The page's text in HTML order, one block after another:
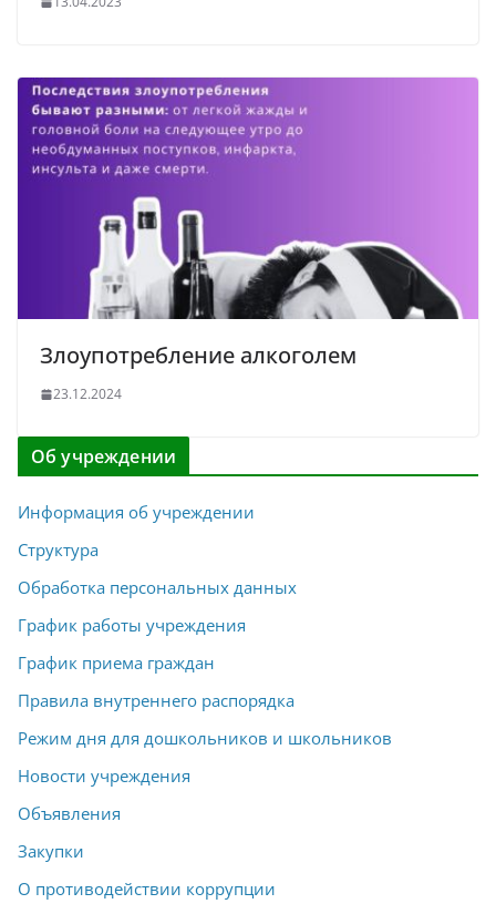
Злоупотребление алкоголем
23.12.2024
Об учреждении
Информация об учреждении
Структура
Обработка персональных данных
График работы учреждения
График приема граждан
Правила внутреннего распорядка
Режим дня для дошкольников и школьников
Новости учреждения
Объявления
Закупки
О противодействии коррупции